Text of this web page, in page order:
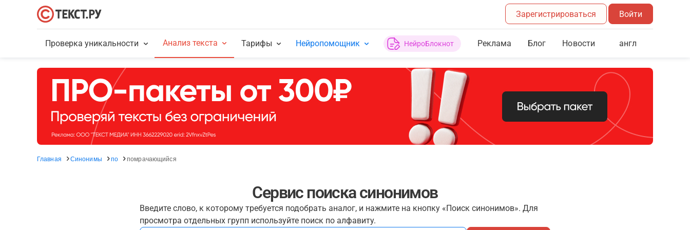
Зарегистрироваться Войти
Проверка уникальности Анализ текста Тарифы Нейропомощник НейроБлокнот Реклама Блог Новости англ
Главная Синонимы по помрачающийся
Сервис поиска синонимов
Введите слово, к которому требуется подобрать аналог, и нажмите на кнопку «Поиск синонимов». Для
просмотра отдельных групп используйте поиск по алфавиту.